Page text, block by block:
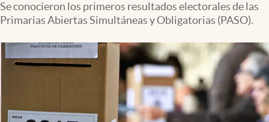
Otras secciones
Infotechnology
Se conocieron los primeros resultados electorales de las
Primarias Abiertas Simultáneas y Obligatorias (PASO).